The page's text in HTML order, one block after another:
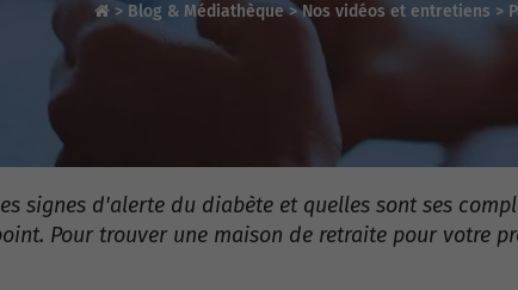
> Blog & Médiathèque>Nos vidéos et entretiens >
signes d'alerte du diabète et quelles sont ses
Pour trouver une maison de retraite pour votre